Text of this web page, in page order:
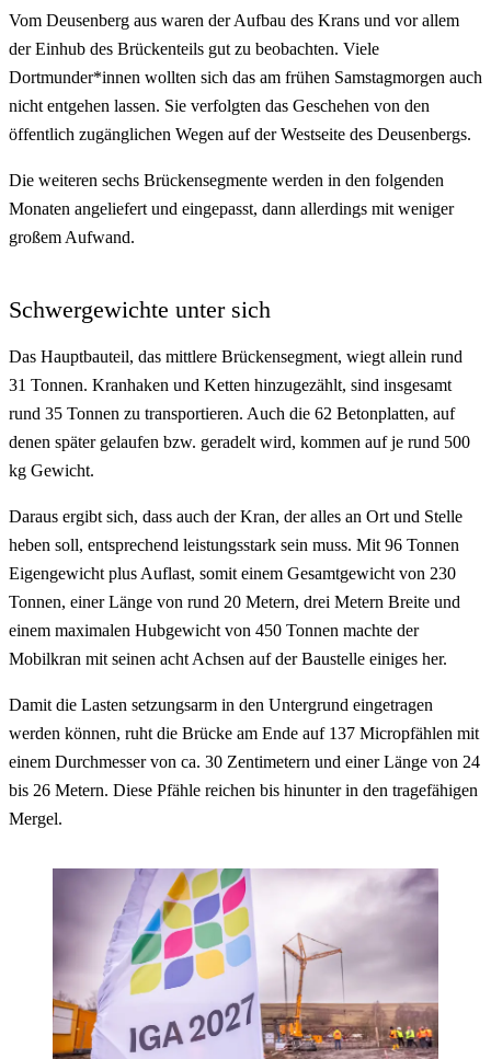
Vom Deusenberg aus waren der Aufbau des Krans und vor allem
der Einhub des Brückenteils gut zu beobachten. Viele
Dortmunder*innen wollten sich das am frühen Samstagmorgen auch
nicht entgehen lassen. Sie verfolgten das Geschehen von den
öffentlich zugänglichen Wegen auf der Westseite des Deusenbergs.
Die weiteren sechs Brückensegmente werden in den folgenden
Monaten angeliefert und eingepasst, dann allerdings mit weniger
großem Aufwand.
Schwergewichte unter sich
Das Hauptbauteil, das mittlere Brückensegment, wiegt allein rund
31 Tonnen. Kranhaken und Ketten hinzugezählt, sind insgesamt
rund 35 Tonnen zu transportieren. Auch die 62 Betonplatten, auf
denen später gelaufen bzw. geradelt wird, kommen auf je rund 500
kg Gewicht.
Daraus ergibt sich, dass auch der Kran, der alles an Ort und Stelle
heben soll, entsprechend leistungsstark sein muss. Mit 96 Tonnen
Eigengewicht plus Auflast, somit einem Gesamtgewicht von 230
Tonnen, einer Länge von rund 20 Metern, drei Metern Breite und
einem maximalen Hubgewicht von 450 Tonnen machte der
Mobilkran mit seinen acht Achsen auf der Baustelle einiges her.
Damit die Lasten setzungsarm in den Untergrund eingetragen
werden können, ruht die Brücke am Ende auf 137 Micropfählen mit
einem Durchmesser von ca. 30 Zentimetern und einer Länge von 24
bis 26 Metern. Diese Pfähle reichen bis hinunter in den tragefähigen
Mergel.